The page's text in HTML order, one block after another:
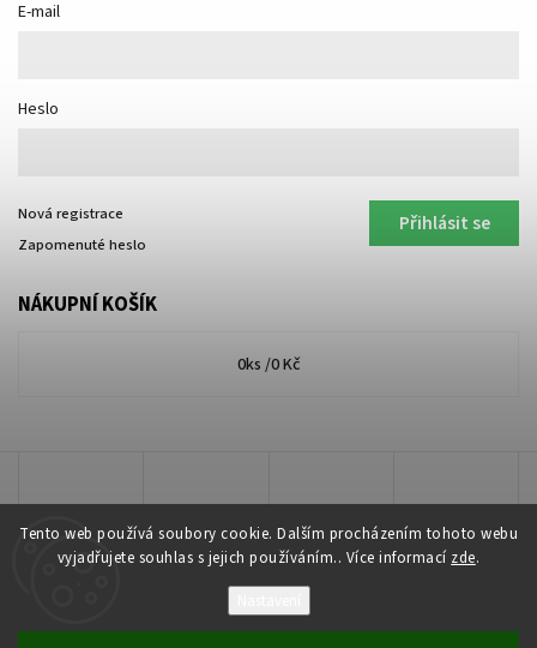
Tento web používá soubory cookie. Dalším procházením tohoto webu
vyjadřujete souhlas s jejich používáním.. Více informací zde.
E-mail
Heslo
Přihlásit se
Nová registrace
Zapomenuté heslo
NÁKUPNÍ KOŠÍK
0ks /0 Kč